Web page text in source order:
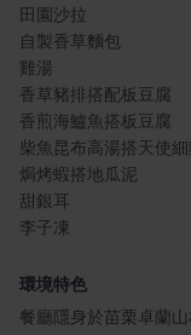
田園沙拉
自製香草麵包
雞湯
香草豬排搭配板豆腐
香煎海鱸魚搭板豆腐
柴魚昆布高湯搭天使細
焗烤蝦搭地瓜泥
甜銀耳
李子凍
環境特色
餐廳隱身於苗栗卓蘭